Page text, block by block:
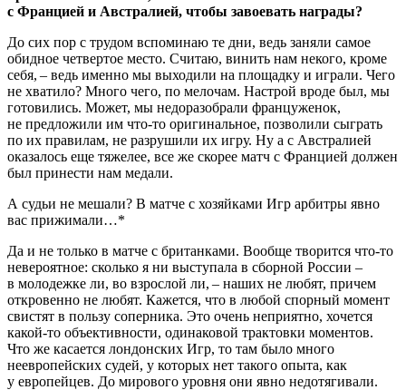
с Францией и Австралией, чтобы завоевать награды?
До сих пор с трудом вспоминаю те дни, ведь заняли самое
обидное четвертое место. Считаю, винить нам некого, кроме
себя, – ведь именно мы выходили на площадку и играли. Чего
не хватило? Много чего, по мелочам. Настрой вроде был, мы
готовились. Может, мы недоразобрали француженок,
не предложили им что-то оригинальное, позволили сыграть
по их правилам, не разрушили их игру. Ну а с Австралией
оказалось еще тяжелее, все же скорее матч с Францией должен
был принести нам медали.
А судьи не мешали? В матче с хозяйками Игр арбитры явно
вас прижимали…*
Да и не только в матче с британками. Вообще творится что-то
невероятное: сколько я ни выступала в сборной России –
в молодежке ли, во взрослой ли, – наших не любят, причем
откровенно не любят. Кажется, что в любой спорный момент
свис­тят в пользу соперника. Это очень неприятно, хочется
какой-то объективности, одинаковой трактовки моментов.
Что же касается лондонских Игр, то там было много
неевропейских судей, у которых нет такого опыта, как
у европейцев. До мирового уровня они явно недотягивали.